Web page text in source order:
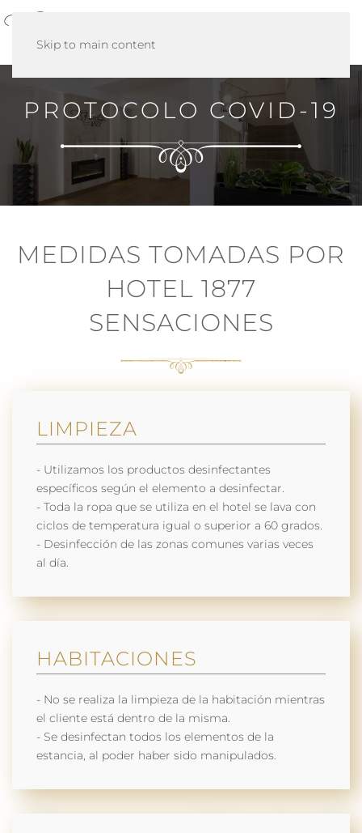
Skip to main content
PROTOCOLO COVID-19
MEDIDAS TOMADAS POR
HOTEL 1877
SENSACIONES
LIMPIEZA
- Utilizamos los productos desinfectantes
específicos según el elemento a desinfectar.
- Toda la ropa que se utiliza en el hotel se lava con
ciclos de temperatura igual o superior a 60 grados.
- Desinfección de las zonas comunes varias veces
al día.
HABITACIONES
- No se realiza la limpieza de la habitación mientras
el cliente está dentro de la misma.
- Se desinfectan todos los elementos de la
estancia, al poder haber sido manipulados.